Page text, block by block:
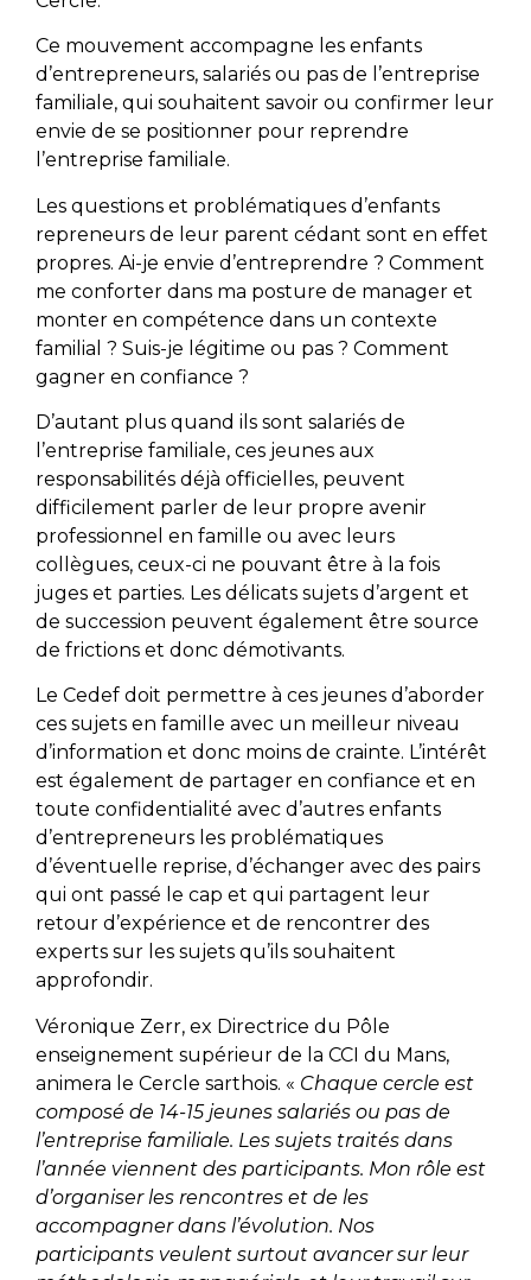
Ce mouvement accompagne les enfants
d’entrepreneurs, salariés ou pas de l’entreprise
familiale, qui souhaitent savoir ou confirmer leur
envie de se positionner pour reprendre
l’entreprise familiale.
Les questions et problématiques d’enfants
repreneurs de leur parent cédant sont en effet
propres. Ai-je envie d’entreprendre ? Comment
me conforter dans ma posture de manager et
monter en compétence dans un contexte
familial ? Suis-je légitime ou pas ? Comment
gagner en confiance ?
D’autant plus quand ils sont salariés de
l’entreprise familiale, ces jeunes aux
responsabilités déjà officielles, peuvent
difficilement parler de leur propre avenir
professionnel en famille ou avec leurs
collègues, ceux-ci ne pouvant être à la fois
juges et parties. Les délicats sujets d’argent et
de succession peuvent également être source
de frictions et donc démotivants.
Le Cedef doit permettre à ces jeunes d’aborder
ces sujets en famille avec un meilleur niveau
d’information et donc moins de crainte. L’intérêt
est également de partager en confiance et en
toute confidentialité avec d’autres enfants
d’entrepreneurs les problématiques
d’éventuelle reprise, d’échanger avec des pairs
qui ont passé le cap et qui partagent leur
retour d’expérience et de rencontrer des
experts sur les sujets qu’ils souhaitent
approfondir.
Véronique Zerr, ex Directrice du Pôle
enseignement supérieur de la CCI du Mans,
animera le Cercle sarthois. « Chaque cercle est
composé de 14-15 jeunes salariés ou pas de
l’entreprise familiale. Les sujets traités dans
l’année viennent des participants. Mon rôle est
d’organiser les rencontres et de les
accompagner dans l’évolution. Nos
participants veulent surtout avancer sur leur